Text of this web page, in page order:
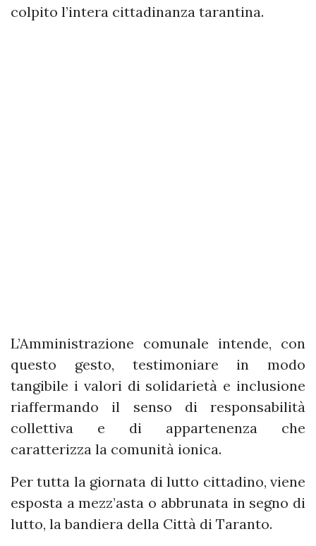
colpito l’intera cittadinanza tarantina.
L’Amministrazione comunale intende, con
questo gesto, testimoniare in modo
tangibile i valori di solidarietà e inclusione
riaffermando il senso di responsabilità
collettiva e di appartenenza che
caratterizza la comunità ionica.
Per tutta la giornata di lutto cittadino, viene
esposta a mezz’asta o abbrunata in segno di
lutto, la bandiera della Città di Taranto.